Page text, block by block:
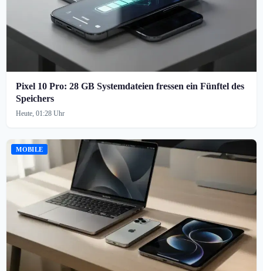
Pixel 10 Pro: 28 GB Systemdateien fressen ein Fünftel des
Speichers
Heute, 01:28 Uhr
MOBILE